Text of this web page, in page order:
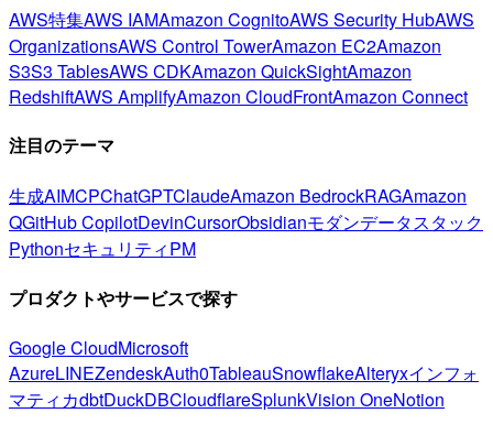
AWS特集AWS IAMAmazon CognitoAWS Security HubAWS
OrganizationsAWS Control TowerAmazon EC2Amazon
S3S3 TablesAWS CDKAmazon QuickSightAmazon
RedshiftAWS AmplifyAmazon CloudFrontAmazon Connect
注目のテーマ
生成AIMCPChatGPTClaudeAmazon BedrockRAGAmazon
QGitHub CopilotDevinCursorObsidianモダンデータスタック
PythonセキュリティPM
プロダクトやサービスで探す
Google CloudMicrosoft
AzureLINEZendeskAuth0TableauSnowflakeAlteryxインフォ
マティカdbtDuckDBCloudflareSplunkVision OneNotion